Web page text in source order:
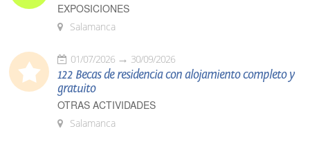
EXPOSICIONES
Salamanca
01/07/2026 30/09/2026
122 Becas de residencia con alojamiento completo y
gratuito
OTRAS ACTIVIDADES
Salamanca